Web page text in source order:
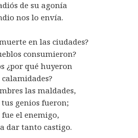
de su agonía
nos lo envía.
en las ciudades?
consumieron?
¿por qué huyeron
las maldades,
genios fueron;
el enemigo,
dar tanto castigo.